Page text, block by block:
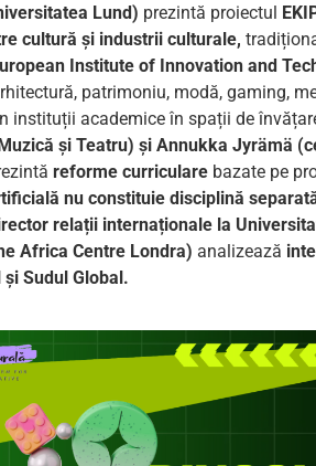
Lund) prezintă proiectul
cultură și industrii culturale,
Institute of Innovation and
patrimoniu, modă, gaming,
instituții academice în spații de
și Teatru) și Annukka Jyrämä
reforme curriculare bazate pe
nu constituie disciplină
relații internaționale la
Africa Centre Londra) analizează
Sudul Global.